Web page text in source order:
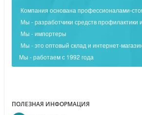
Компания основана профессионалами-
Мы - разработчики средств профилактики
Мы - импортеры
Мы - это оптовый склад и интернет-
Мы - работаем с 1992 года
ПОЛЕЗНАЯ ИНФОРМАЦИЯ